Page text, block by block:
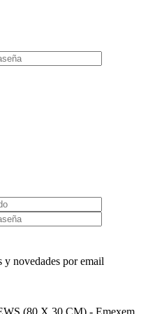
novedades por email